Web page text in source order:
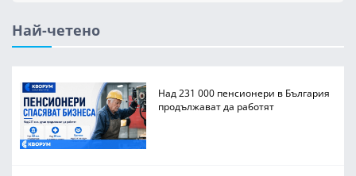
Най-четено
Над 231 000 пенсионери в България
продължават да работят